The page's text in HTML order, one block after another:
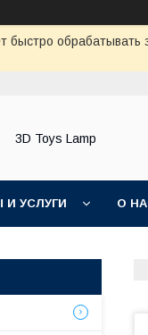
быстро
3D Toys Lamp
И УСЛУГИ О